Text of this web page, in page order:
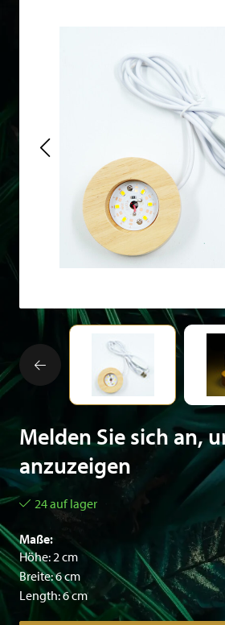
Melden Sie sich an,
anzuzeigen
24 auf lager
Maße:
Höhe: 2 cm
Breite: 6 cm
Length: 6 cm